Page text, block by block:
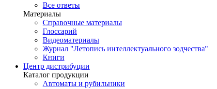
Все ответы
Материалы
Справочные материалы
Глоссарий
Видеоматериалы
Журнал "Летопись интеллектуального зодчества"
Книги
Центр дистрибуции
Каталог продукции
Автоматы и рубильники